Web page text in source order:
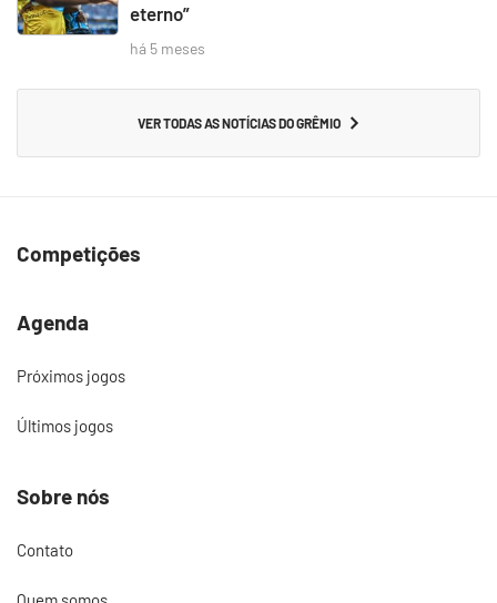
eterno”
há 5 meses
VER TODAS AS NOTÍCIAS DO GRÊMIO
Competições
Agenda
Próximos jogos
Últimos jogos
Sobre nós
Contato